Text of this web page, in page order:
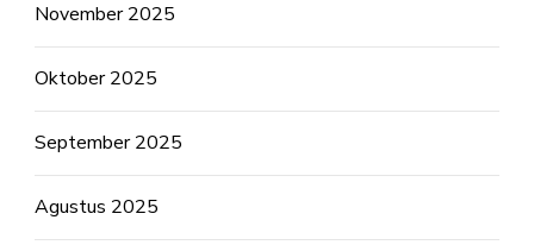
November 2025
Oktober 2025
September 2025
Agustus 2025